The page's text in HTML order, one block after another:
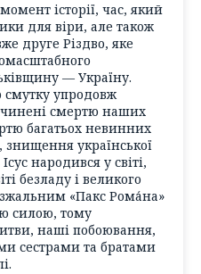
історії, час, який
для віри, але також
друге Різдво, яке
— Україну.
смутку упродовж
смертю наших
багатьох невинних
знищення української
народився у світі,
безладу і великого
«Пакс Рома́на»
силою, тому
наші побоювання,
сестрами та братами